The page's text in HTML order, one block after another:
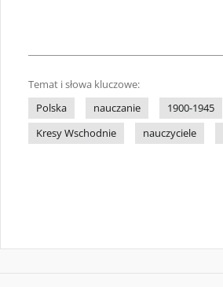
Temat i słowa kluczowe:
Polska
nauczanie 1900-1945
Kresy Wschodnie
nauczyciele